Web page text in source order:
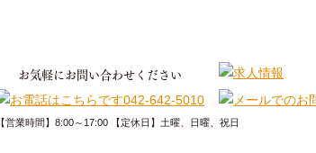
お気軽にお問い合わせください
【営業時間】8:00～17:00 【定休日】土曜、日曜、祝日